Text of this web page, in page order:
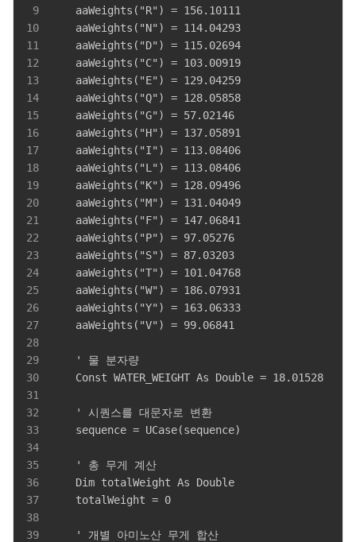
9
10
    aaWeights("N") = 114.04293
11
    aaWeights("D") = 115.02694
12
    aaWeights("C") = 103.00919
13
    aaWeights("E") = 129.04259
14
    aaWeights("Q") = 128.05858
15
    aaWeights("G") = 57.02146
16
17
    aaWeights("I") = 113.08406
18
    aaWeights("L") = 113.08406
19
    aaWeights("K") = 128.09496
20
    aaWeights("M") = 131.04049
21
22
    aaWeights("P") = 97.05276
23
    aaWeights("S") = 87.03203
24
    aaWeights("T") = 101.04768
25
26
    aaWeights("Y") = 163.06333
27
28
29
    ' 물 분자량
30
    Const WATER_WEIGHT As Double = 18.01528
31
32
    ' 시퀀스를 대문자로 변환
33
34
35
    ' 총 무게 계산
36
    Dim totalWeight As Double
37
    totalWeight = 0
38
39
    ' 개별 아미노산 무게 합산